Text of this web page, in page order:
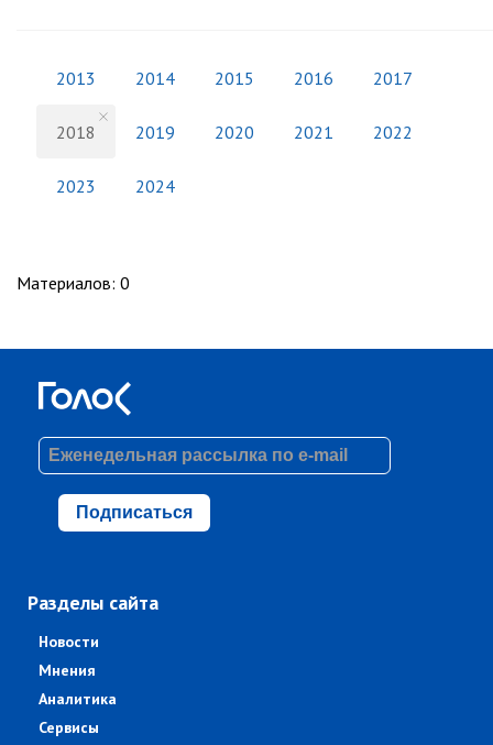
2013 2014 2015 2016 2017
2018 2019 2020 2021 2022
2023 2024
Материалов: 0
Подписаться
Разделы сайта
Новости
Мнения
Аналитика
Сервисы